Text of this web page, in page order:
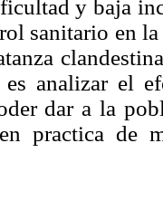
y baja
sanitario en
analizar el
dar a la
practica de